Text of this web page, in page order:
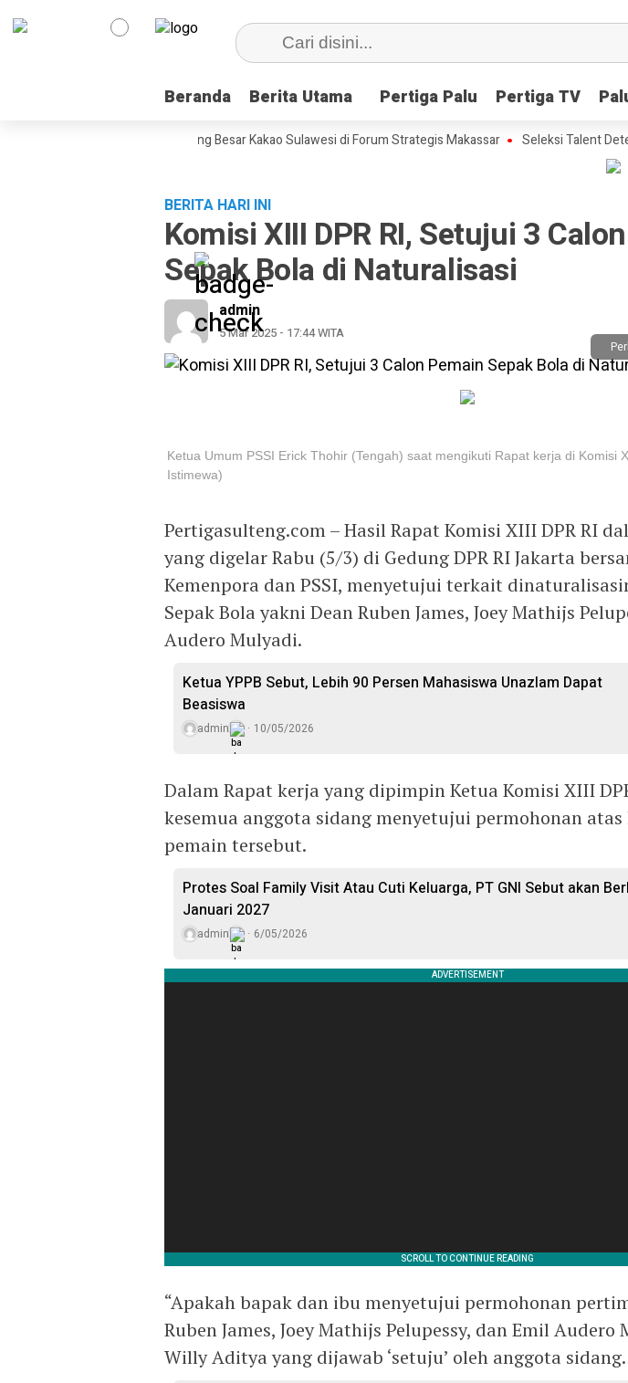
Beranda Berita Utama Pertiga Palu Pertiga TV
Beranda Berita Utama Pertiga Palu Pertiga TV
Wabup Poso Jemput Peluang Besar Kakao Sulawesi di Forum Strategis Makassar Seleksi Talent
BERITA HARI INI
Komisi XIII DPR RI, Setujui 3
Sepak Bola di Naturalisasi
admin
5 Mar 2025 - 17:44 WITA
Ketua Umum PSSI Erick Thohir (Tengah) saat mengikuti Rapat kerja di Komisi
Istimewa)
Pertigasulteng.com – Hasil Rapat Komisi XIII DPR RI
yang digelar Rabu (5/3) di Gedung DPR RI Jakarta
Kemenpora dan PSSI, menyetujui terkait
Sepak Bola yakni Dean Ruben James, Joey Mathijs
Audero Mulyadi.
Ketua YPPB Sebut, Lebih 90 Persen Mahasiswa Unazlam Dapat
Beasiswa
admin 10/05/2026
Dalam Rapat kerja yang dipimpin Ketua Komisi XIII
kesemua anggota sidang menyetujui permohonan
pemain tersebut.
Protes Soal Family Visit Atau Cuti Keluarga, PT GNI Sebut akan
Januari 2027
admin 6/05/2026
“Apakah bapak dan ibu menyetujui permohonan
Ruben James, Joey Mathijs Pelupessy, dan Emil Audero
Willy Aditya yang dijawab ‘setuju’ oleh anggota sidang.